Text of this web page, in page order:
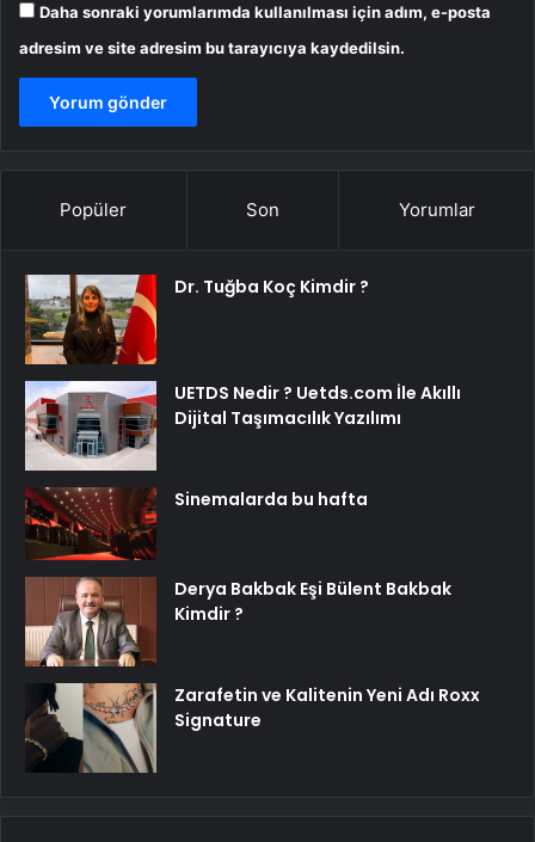
Daha sonraki yorumlarımda kullanılması için adım, e-posta
adresim ve site adresim bu tarayıcıya kaydedilsin.
Popüler Son Yorumlar
Dr. Tuğba Koç Kimdir ?
UETDS Nedir ? Uetds.com İle Akıllı
Dijital Taşımacılık Yazılımı
Sinemalarda bu hafta
Derya Bakbak Eşi Bülent Bakbak
Kimdir ?
Zarafetin ve Kalitenin Yeni Adı Roxx
Signature